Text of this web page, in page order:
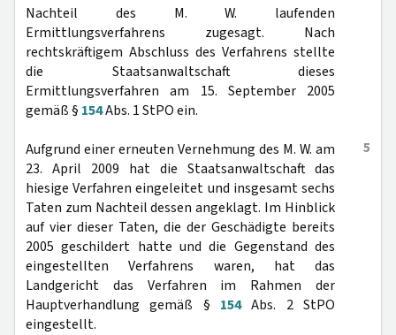
Nachteil des M. W. laufenden
Ermittlungsverfahrens zugesagt. Nach
rechtskräftigem Abschluss des Verfahrens stellte
die Staatsanwaltschaft dieses
Ermittlungsverfahren am 15. September 2005
gemäß § 154Abs. 1 StPO ein.
5
Aufgrund einer erneuten Vernehmung des M. W. am
23. April 2009 hat die Staatsanwaltschaft das
hiesige Verfahren eingeleitet und insgesamt sechs
Taten zum Nachteil dessen angeklagt. Im Hinblick
auf vier dieser Taten, die der Geschädigte bereits
2005 geschildert hatte und die Gegenstand des
eingestellten Verfahrens waren, hat das
Landgericht das Verfahren im Rahmen der
Hauptverhandlung gemäß § 154Abs. 2 StPO
eingestellt.